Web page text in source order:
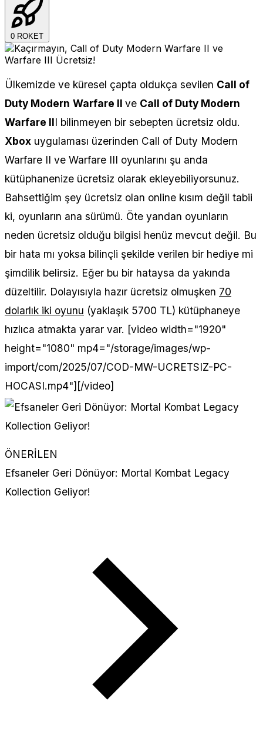
0 ROKET
Ülkemizde ve küresel çapta oldukça sevilen Call of
Duty Modern Warfare II ve Call of Duty Modern
Warfare III bilinmeyen bir sebepten ücretsiz oldu.
Xbox uygulaması üzerinden Call of Duty Modern
Warfare II ve Warfare III oyunlarını şu anda
kütüphanenize ücretsiz olarak ekleyebiliyorsunuz.
Bahsettiğim şey ücretsiz olan online kısım değil tabii
ki, oyunların ana sürümü. Öte yandan oyunların
neden ücretsiz olduğu bilgisi henüz mevcut değil. Bu
bir hata mı yoksa bilinçli şekilde verilen bir hediye mi
şimdilik belirsiz. Eğer bu bir hataysa da yakında
düzeltilir. Dolayısıyla hazır ücretsiz olmuşken 70
dolarlık iki oyunu (yaklaşık 5700 TL) kütüphaneye
hızlıca atmakta yarar var. [video width="1920"
height="1080" mp4="/storage/images/wp-
import/com/2025/07/COD-MW-UCRETSIZ-PC-
HOCASI.mp4"][/video]
ÖNERİLEN
Efsaneler Geri Dönüyor: Mortal Kombat Legacy
Kollection Geliyor!